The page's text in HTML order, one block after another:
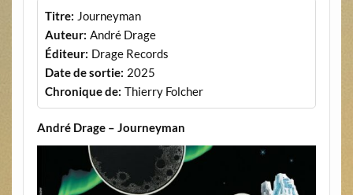
Titre: Journeyman
Auteur: André Drage
Éditeur: Drage Records
Date de sortie: 2025
Chronique de: Thierry Folcher
André Drage – Journeyman